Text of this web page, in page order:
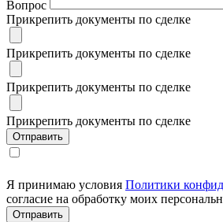
Вопрос
Прикрепить документы по сделке
Прикрепить документы по сделке
Прикрепить документы по сделке
Прикрепить документы по сделке
Я принимаю условия Политики
согласие на обработку моих